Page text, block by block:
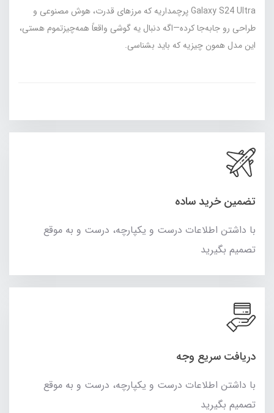
Galaxy S24 Ultra پرچمداریه که مرزهای قدرت، هوش مصنوعی و
طراحی رو جابه‌جا کرده—اگه دنبال یه گوشی واقعاً همه‌چیزتموم هستی،
این مدل همون چیزیه که باید بشناسی.
تضمین خرید ساده
با داشتن اطلاعات درست و یکپارچه، درست و به موقع
تصمیم بگیرید
دریافت سریع وجه
با داشتن اطلاعات درست و یکپارچه، درست و به موقع
تصمیم بگیرید